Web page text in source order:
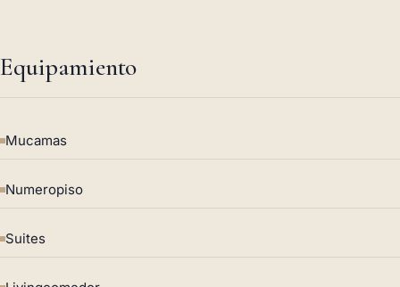
Equipamiento
Mucamas
Numeropiso
Suites